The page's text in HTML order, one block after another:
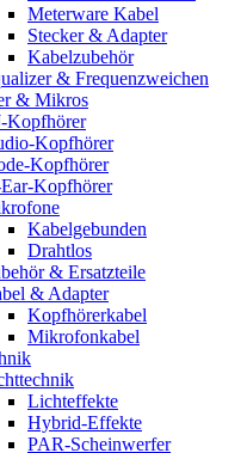
Meterware Kabel
Stecker & Adapter
Kabelzubehör
& Frequenzweichen
& Mikros
Kopfhörer
Kopfhörer
Kopfhörer
Kopfhörer
Kabelgebunden
Drahtlos
& Ersatzteile
& Adapter
Kopfhörerkabel
Mikrofonkabel
Lichteffekte
Hybrid-Effekte
PAR-Scheinwerfer